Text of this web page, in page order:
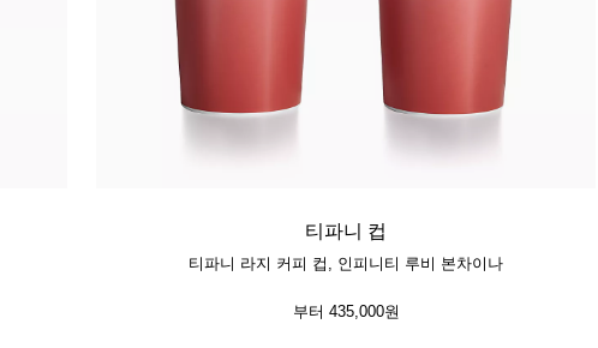
티파니 컵
티파니 라지 커피 컵, 인피니티 루비 본차이나
부터 435,000원